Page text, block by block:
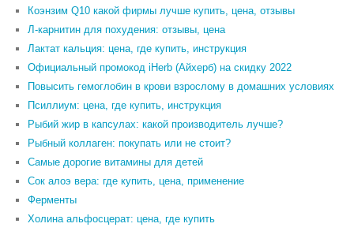
Коэнзим Q10 какой фирмы лучше купить, цена, отзывы
Л-карнитин для похудения: отзывы, цена
Лактат кальция: цена, где купить, инструкция
Официальный промокод iHerb (Айхерб) на скидку 2022
Повысить гемоглобин в крови взрослому в домашних условиях
Псиллиум: цена, где купить, инструкция
Рыбий жир в капсулах: какой производитель лучше?
Рыбный коллаген: покупать или не стоит?
Самые дорогие витамины для детей
Сок алоэ вера: где купить, цена, применение
Ферменты
Холина альфосцерат: цена, где купить